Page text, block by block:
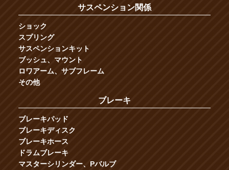
サスペンション関係
ショック
スプリング
サスペンションキット
ブッシュ、マウント
ロワアーム、サブフレーム
その他
ブレーキ
ブレーキパッド
ブレーキディスク
ブレーキホース
ドラムブレーキ
マスターシリンダー、Pバルブ